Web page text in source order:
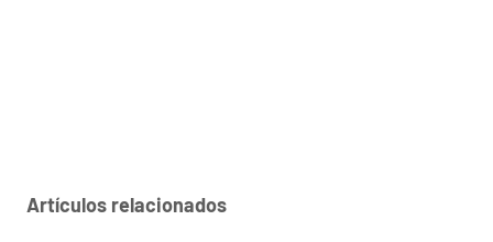
Artículos relacionados